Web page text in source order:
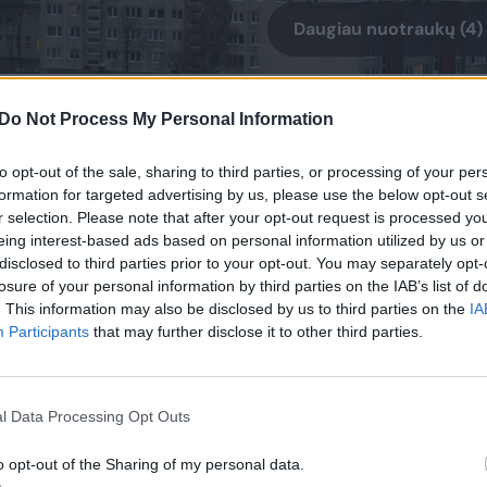
Do Not Process My Personal Information
opt-out of the sale, sharing to third parties, or processing of your
for targeted advertising by us, please use the below opt-out
selection. Please note that after your opt-out request is processed
interest-based ads based on personal information utilized by us
to third parties prior to your opt-out. You may separately
of your personal information by third parties on the IAB’s list of
This information may also be disclosed by us to third parties on the
Participants that may further disclose it to other third parties.
Data Processing Opt Outs
opt-out of the Sharing of my personal data.
Daugiau nuotraukų (4)
šiluma bei karštu vandeniu
Jurbarko gyventojus, įsteigė viešąją
„Transformacijos“ tikslas – tenkinti
veiklą kultūros, mokslo,
prisidės prie prasmingų kultūros